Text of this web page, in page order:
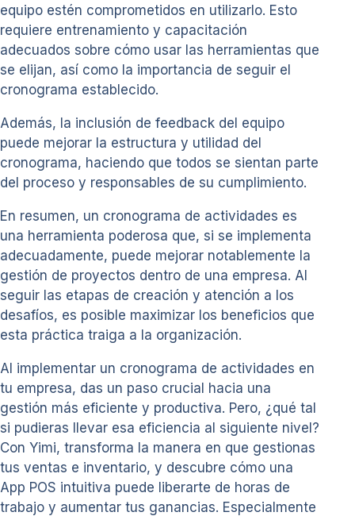
equipo estén comprometidos en utilizarlo. Esto
requiere entrenamiento y capacitación
adecuados sobre cómo usar las herramientas que
se elijan, así como la importancia de seguir el
cronograma establecido.
Además, la inclusión de feedback del equipo
puede mejorar la estructura y utilidad del
cronograma, haciendo que todos se sientan parte
del proceso y responsables de su cumplimiento.
En resumen, un cronograma de actividades es
una herramienta poderosa que, si se implementa
adecuadamente, puede mejorar notablemente la
gestión de proyectos dentro de una empresa. Al
seguir las etapas de creación y atención a los
desafíos, es posible maximizar los beneficios que
esta práctica traiga a la organización.
Al implementar un cronograma de actividades en
tu empresa, das un paso crucial hacia una
gestión más eficiente y productiva. Pero, ¿qué tal
si pudieras llevar esa eficiencia al siguiente nivel?
Con Yimi, transforma la manera en que gestionas
tus ventas e inventario, y descubre cómo una
App POS intuitiva puede liberarte de horas de
trabajo y aumentar tus ganancias. Especialmente